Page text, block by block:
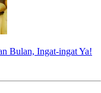
Bulan, Ingat-ingat Ya!